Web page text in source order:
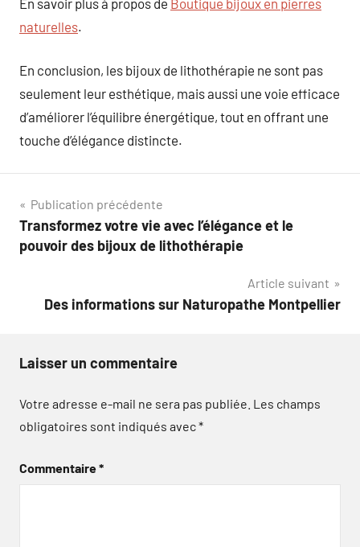
naturelles.
En conclusion, les bijoux de lithothérapie ne sont pas
seulement leur esthétique, mais aussi une voie efficace
d’améliorer l’équilibre énergétique, tout en offrant une
touche d’élégance distincte.
Navigation
de
Publication précédente
Transformez votre vie avec l’élégance et le
pouvoir des bijoux de lithothérapie
Article suivant
Des informations sur Naturopathe Montpellier
Laisser un commentaire
Votre adresse e-mail ne sera pas publiée. Les champs
obligatoires sont indiqués avec*
Commentaire*